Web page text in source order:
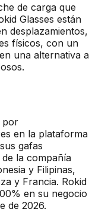
de carga que
Glasses están
desplazamientos,
físicos, con un
una alternativa a
por
en la plataforma
gafas
la compañía
y Filipinas,
y Francia. Rokid
en su negocio
de 2026.